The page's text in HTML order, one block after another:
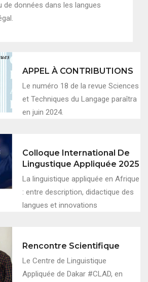
de données dans les langues
APPEL À CONTRIBUTIONS
Le numéro 18 de la revue Sciences
et Techniques du Langage paraîtra
en juin 2024.
Colloque International De
Lingustique Appliquée 2025
La linguistique appliquée en Afrique
: entre description, didactique des
langues et innovations
Rencontre Scientifique
Le Centre de Linguistique
Appliquée de Dakar #CLAD, en